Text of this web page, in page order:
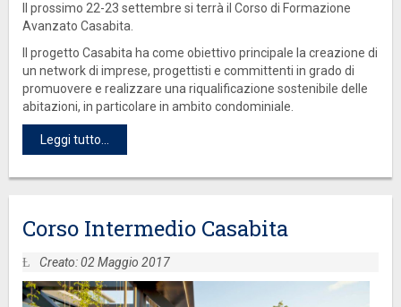
Il prossimo 22-23 settembre si terrà il Corso di Formazione
Avanzato Casabita.
Il progetto Casabita ha come obiettivo principale la creazione di
un network di imprese, progettisti e committenti in grado di
promuovere e realizzare una riqualificazione sostenibile delle
abitazioni, in particolare in ambito condominiale.
Leggi tutto...
Corso Intermedio Casabita
Creato: 02 Maggio 2017